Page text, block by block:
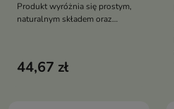
Produkt wyróżnia się prostym,
naturalnym składem oraz
44,67 zł